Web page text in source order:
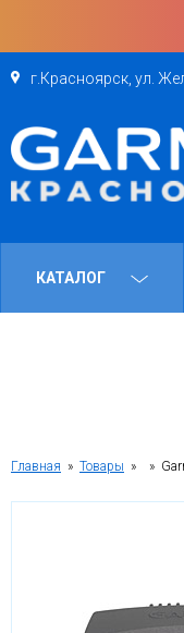
г.Красноярск, ул.
КАТАЛОГ
Главная » Товары » »